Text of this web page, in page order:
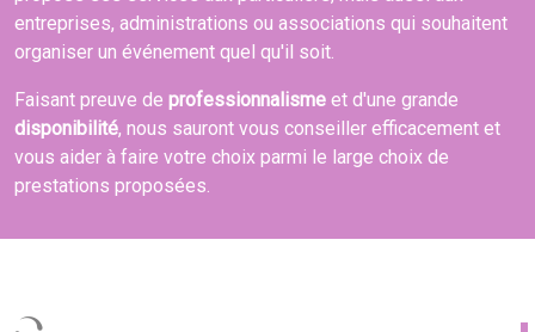
entreprises, administrations ou associations qui souhaitent
organiser un événement quel qu'il soit.
Faisant preuve de professionnalisme et d'une grande
disponibilité, nous sauront vous conseiller efficacement et
vous aider à faire votre choix parmi le large choix de
prestations proposées.